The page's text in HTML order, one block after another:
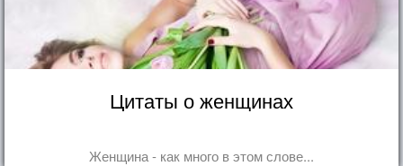
Цитаты о женщинах
Женщина - как много в этом слове...